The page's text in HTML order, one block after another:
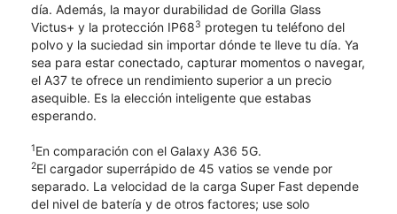
día. Además, la mayor durabilidad de Gorilla Glass
Victus+ y la protección IP683 protegen tu teléfono del
polvo y la suciedad sin importar dónde te lleve tu día. Ya
sea para estar conectado, capturar momentos o navegar,
el A37 te ofrece un rendimiento superior a un precio
asequible. Es la elección inteligente que estabas
esperando.
1En comparación con el Galaxy A36 5G.
2El cargador superrápido de 45 vatios se vende por
separado. La velocidad de la carga Super Fast depende
del nivel de batería y de otros factores; use solo